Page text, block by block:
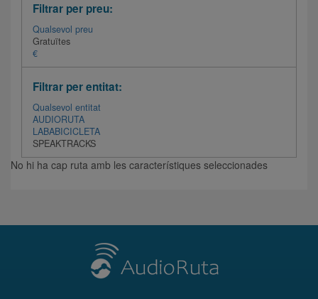
Filtrar per preu:
Qualsevol preu
Gratuïtes
€
Filtrar per entitat:
Qualsevol entitat
AUDIORUTA
LABABICICLETA
SPEAKTRACKS
No hi ha cap ruta amb les característiques seleccionades